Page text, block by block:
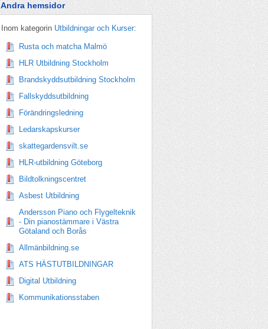
Andra hemsidor
Inom kategorin Utbildningar och Kurser:
Rusta och matcha Malmö
HLR Utbildning Stockholm
Brandskyddsutbildning Stockholm
Fallskyddsutbildning
Förändringsledning
Ledarskapskurser
skattegardensvilt.se
HLR-utbildning Göteborg
Bildtolkningscentret
Asbest Utbildning
Andersson Piano och Flygelteknik
- Din pianostämmare i Västra
Götaland och Borås
Allmänbildning.se
ATS HÄSTUTBILDNINGAR
Digital Utbildning
Kommunikationsstaben